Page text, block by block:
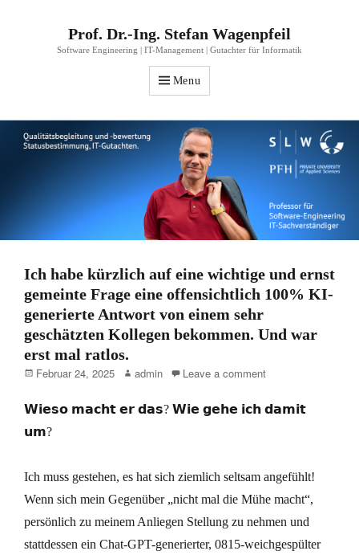
Prof. Dr.-Ing. Stefan Wagenpfeil
Software Engineering | IT-Management | Gutachter für Informatik
Menu
Ich habe kürzlich auf eine wichtige und ernst
gemeinte Frage eine offensichtlich 100% KI-
generierte Antwort von einem sehr
geschätzten Kollegen bekommen. Und war
erst mal ratlos.
Posted
Februar 24, 2025 Author
admin Leave a comment
𝗪𝗶𝗲𝘀𝗼 𝗺𝗮𝗰𝗵𝘁 𝗲𝗿 𝗱𝗮𝘀? 𝗪𝗶𝗲 𝗴𝗲𝗵𝗲 𝗶𝗰𝗵 𝗱𝗮𝗺𝗶𝘁
𝘂𝗺?
Ich muss gestehen, es hat sich ziemlich seltsam angefühlt!
Wenn sich mein Gegenüber „nicht mal die Mühe macht“,
persönlich zu meinem Anliegen Stellung zu nehmen und
stattdessen ein Chat-GPT-generierter, 0815-weichgespülter